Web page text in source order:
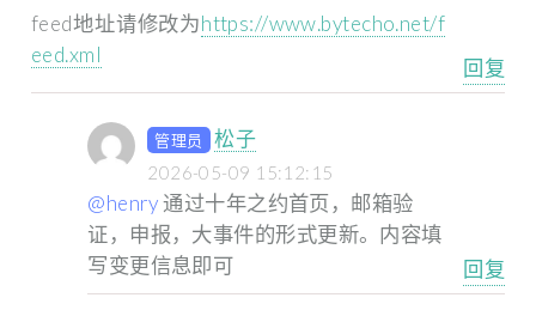
feed地址请修改为https://www.bytecho.net/f
eed.xml
回复
管理员 松子
2026-05-09 15:12:15
@henry通过十年之约首页，邮箱验
证，申报，大事件的形式更新。内容填
写变更信息即可
回复